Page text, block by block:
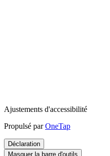
Ajustements d'accessibilité
Propulsé parOneTap
Déclaration
Masquer la barre d'outils